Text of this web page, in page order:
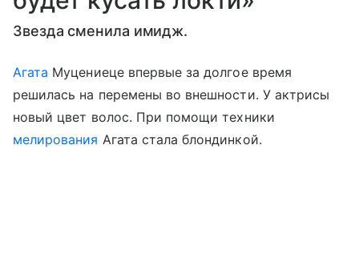
Звезда сменила имидж.
Агата Муцениеце впервые за долгое время
решилась на перемены во внешности. У актрисы
новый цвет волос. При помощи техники
мелирования Агата стала блондинкой.